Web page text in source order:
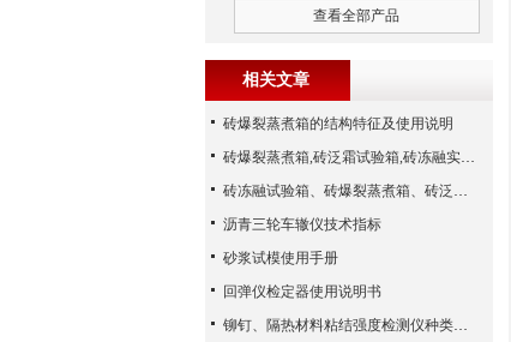
查看全部产品
相关文章
砖爆裂蒸煮箱的结构特征及使用说明
砖爆裂蒸煮箱,砖泛霜试验箱,砖冻融实验箱（沧州路仪）
砖冻融试验箱、砖爆裂蒸煮箱、砖泛霜试验箱、砖用卡尺（河北路仪）
沥青三轮车辙仪技术指标
砂浆试模使用手册
回弹仪检定器使用说明书
铆钉、隔热材料粘结强度检测仪种类比较